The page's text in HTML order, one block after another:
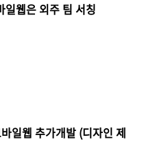
일웹은 외주 팀 서칭
일웹 추가개발 (디자인 제